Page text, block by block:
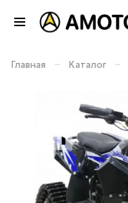
Главная – Каталог –